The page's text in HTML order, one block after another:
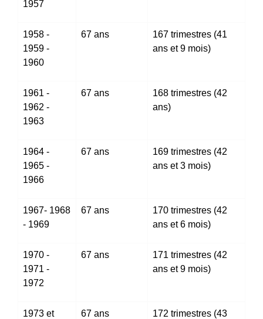
1957
1958 -
1959 -
1960
67 ans
167 trimestres (41
ans et 9 mois)
1961 -
1962 -
1963
67 ans
168 trimestres (42
ans)
1964 -
1965 -
1966
67 ans
169 trimestres (42
ans et 3 mois)
1967- 1968
- 1969
67 ans
170 trimestres (42
ans et 6 mois)
1970 -
1971 -
1972
67 ans
171 trimestres (42
ans et 9 mois)
1973 et
67 ans
172 trimestres (43